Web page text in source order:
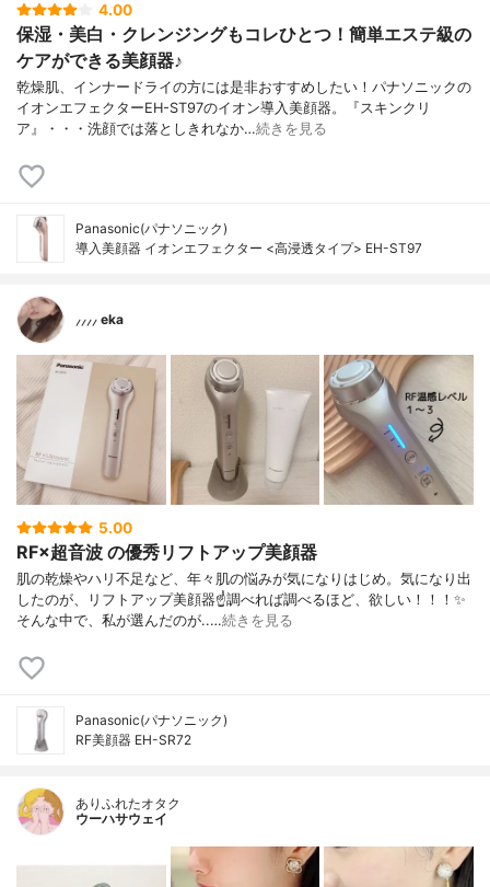
4.00
保湿・美白・クレンジングもコレひとつ！簡単エステ級の
ケアができる美顔器♪
乾燥肌、インナードライの方には是非おすすめしたい！パナソニックの
イオンエフェクターEH-ST97のイオン導入美顔器。『スキンクリ
ア』・・・洗顔では落としきれなか…続きを見る
Panasonic(パナソニック)
導入美顔器 イオンエフェクター <高浸透タイプ> EH-ST97
⸝⸝⸝⸝ eka
5.00
RF×超音波 の優秀リフトアップ美顔器
肌の乾燥やハリ不足など、年々肌の悩みが気になりはじめ。気になり出
したのが、リフトアップ美顔器☝️調べれば調べるほど、欲しい！！！✨
そんな中で、私が選んだのが..…続きを見る
Panasonic(パナソニック)
RF美顔器 EH-SR72
ありふれたオタク
ウーハサウェイ